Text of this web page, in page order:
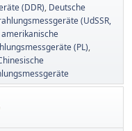
(DDR) Deutsche
(UdSSR,
amerikanische
(PL)